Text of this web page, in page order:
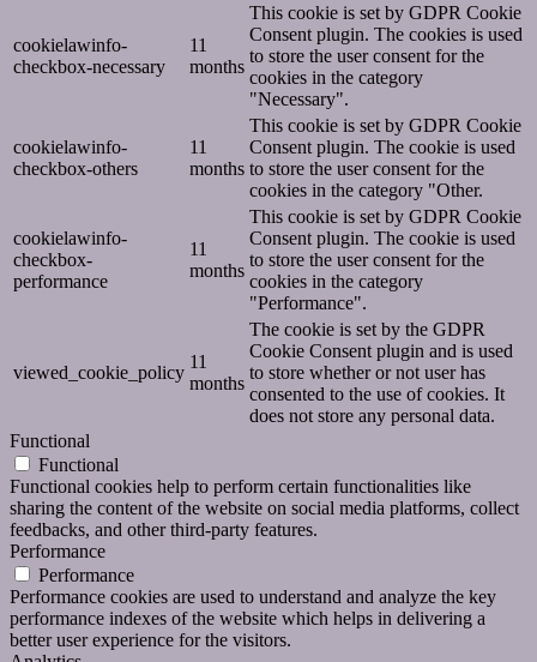
cookielawinfo-
checkbox-necessary
11
months
This cookie is set by GDPR Cookie
Consent plugin. The cookies is used
to store the user consent for the
cookies in the category
"Necessary".
cookielawinfo-
checkbox-others
11
months
This cookie is set by GDPR Cookie
Consent plugin. The cookie is used
to store the user consent for the
cookies in the category "Other.
cookielawinfo-
checkbox-
performance
11
months
This cookie is set by GDPR Cookie
Consent plugin. The cookie is used
to store the user consent for the
cookies in the category
"Performance".
viewed_cookie_policy
11
months
The cookie is set by the GDPR
Cookie Consent plugin and is used
to store whether or not user has
consented to the use of cookies. It
does not store any personal data.
Functional
Functional
Functional cookies help to perform certain functionalities like
sharing the content of the website on social media platforms, collect
feedbacks, and other third-party features.
Performance
Performance
Performance cookies are used to understand and analyze the key
performance indexes of the website which helps in delivering a
better user experience for the visitors.